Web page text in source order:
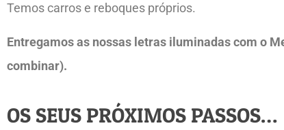
Temos carros e reboques próprios.
Entregamos as nossas letras iluminadas com o
combinar).
OS SEUS PRÓXIMOS PASSOS…